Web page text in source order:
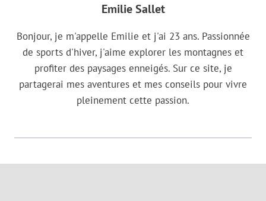
Emilie Sallet
Bonjour, je m'appelle Emilie et j'ai 23 ans. Passionnée
de sports d'hiver, j'aime explorer les montagnes et
profiter des paysages enneigés. Sur ce site, je
partagerai mes aventures et mes conseils pour vivre
pleinement cette passion.